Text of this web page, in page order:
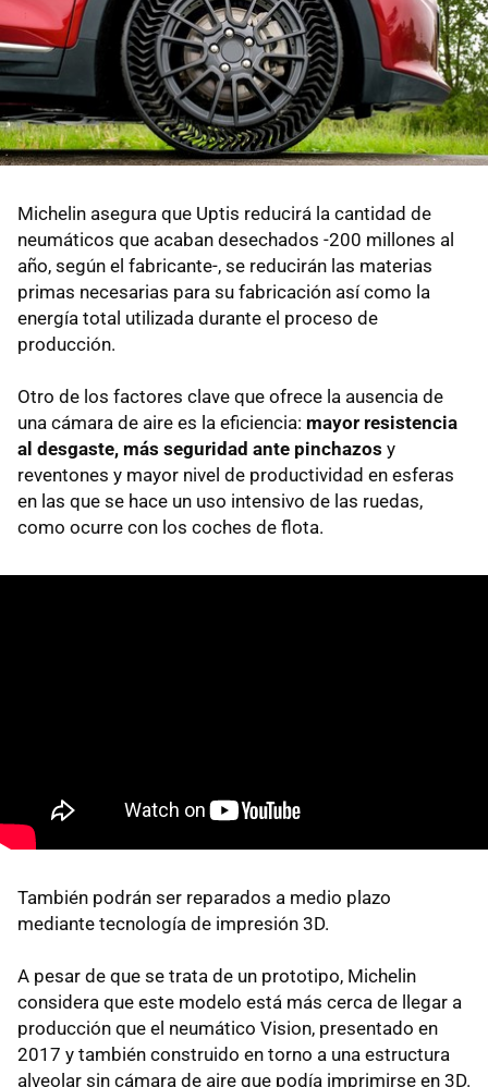
Michelin asegura que Uptis reducirá la cantidad de
neumáticos que acaban desechados -200 millones al
año, según el fabricante-, se reducirán las materias
primas necesarias para su fabricación así como la
energía total utilizada durante el proceso de
producción.
Otro de los factores clave que ofrece la ausencia de
una cámara de aire es la eficiencia: mayor resistencia
al desgaste, más seguridad ante pinchazos y
reventones y mayor nivel de productividad en esferas
en las que se hace un uso intensivo de las ruedas,
como ocurre con los coches de flota.
También podrán ser reparados a medio plazo
mediante tecnología de impresión 3D.
A pesar de que se trata de un prototipo, Michelin
considera que este modelo está más cerca de llegar a
producción que el neumático Vision, presentado en
2017 y también construido en torno a una estructura
alveolar sin cámara de aire que podía imprimirse en 3D.